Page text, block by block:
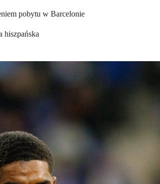
pobytu w Barcelonie
hiszpańska